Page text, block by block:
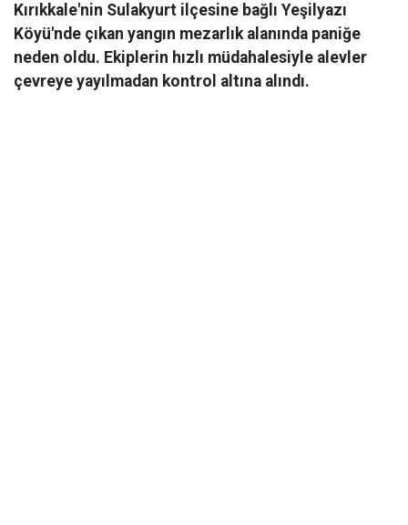
Kırıkkale'nin Sulakyurt ilçesine bağlı Yeşilyazı
Köyü'nde çıkan yangın mezarlık alanında paniğe
neden oldu. Ekiplerin hızlı müdahalesiyle alevler
çevreye yayılmadan kontrol altına alındı.